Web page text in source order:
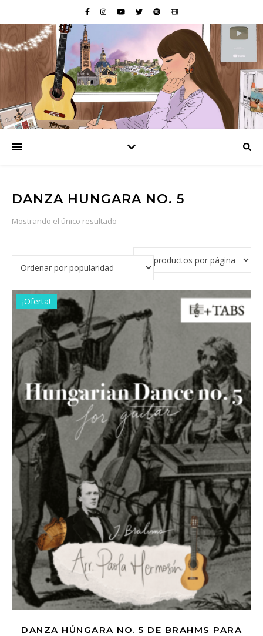
DANZA HUNGARA NO. 5
Mostrando el único resultado
¡Oferta!
DANZA HÚNGARA NO. 5 DE BRAHMS PARA